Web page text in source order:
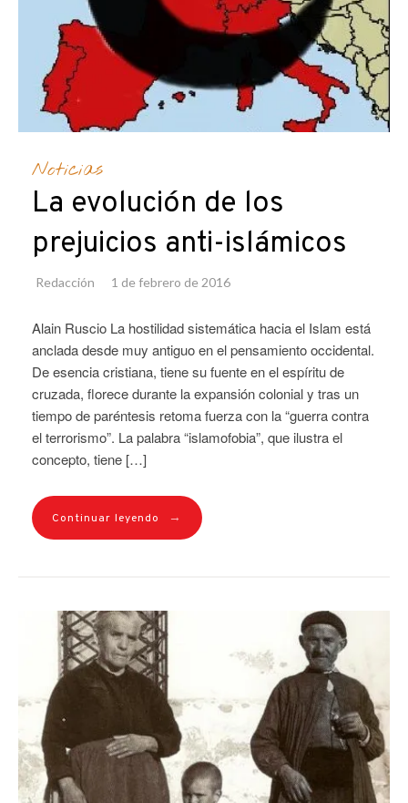
Noticias
La evolución de los
prejuicios anti-islámicos
Redacción 1 de febrero de 2016
Alain Ruscio La hostilidad sistemática hacia el Islam está
anclada desde muy antiguo en el pensamiento occidental.
De esencia cristiana, tiene su fuente en el espíritu de
cruzada, florece durante la expansión colonial y tras un
tiempo de paréntesis retoma fuerza con la “guerra contra
el terrorismo”. La palabra “islamofobia”, que ilustra el
concepto, tiene […]
Continuar leyendo →